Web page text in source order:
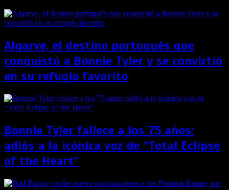
Algarve, el destino portugués que
conquistó a Bonnie Tyler y se convirtió
en su refugio favorito
Bonnie Tyler fallece a los 75 años:
adiós a la icónica voz de “Total Eclipse
of the Heart”